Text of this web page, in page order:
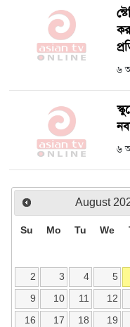
৬
৬
August
Su Mo Tu We
2
3 4 5
9
10 11 12
16
17 18 19